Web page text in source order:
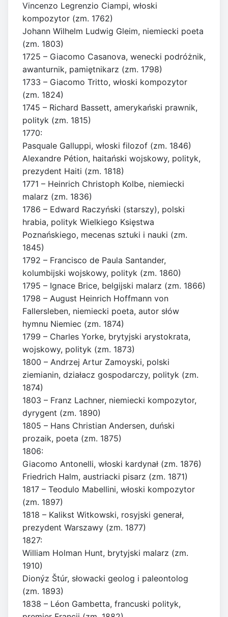
Vincenzo Legrenzio Ciampi, włoski
kompozytor (zm. 1762)
Johann Wilhelm Ludwig Gleim, niemiecki poeta
(zm. 1803)
1725 – Giacomo Casanova, wenecki podróżnik,
awanturnik, pamiętnikarz (zm. 1798)
1733 – Giacomo Tritto, włoski kompozytor
(zm. 1824)
1745 – Richard Bassett, amerykański prawnik,
polityk (zm. 1815)
1770:
Pasquale Galluppi, włoski filozof (zm. 1846)
Alexandre Pétion, haitański wojskowy, polityk,
prezydent Haiti (zm. 1818)
1771 – Heinrich Christoph Kolbe, niemiecki
malarz (zm. 1836)
1786 – Edward Raczyński (starszy), polski
hrabia, polityk Wielkiego Księstwa
Poznańskiego, mecenas sztuki i nauki (zm.
1845)
1792 – Francisco de Paula Santander,
kolumbijski wojskowy, polityk (zm. 1860)
1795 – Ignace Brice, belgijski malarz (zm. 1866)
1798 – August Heinrich Hoffmann von
Fallersleben, niemiecki poeta, autor słów
hymnu Niemiec (zm. 1874)
1799 – Charles Yorke, brytyjski arystokrata,
wojskowy, polityk (zm. 1873)
1800 – Andrzej Artur Zamoyski, polski
ziemianin, działacz gospodarczy, polityk (zm.
1874)
1803 – Franz Lachner, niemiecki kompozytor,
dyrygent (zm. 1890)
1805 – Hans Christian Andersen, duński
prozaik, poeta (zm. 1875)
1806:
Giacomo Antonelli, włoski kardynał (zm. 1876)
Friedrich Halm, austriacki pisarz (zm. 1871)
1817 – Teodulo Mabellini, włoski kompozytor
(zm. 1897)
1818 – Kalikst Witkowski, rosyjski generał,
prezydent Warszawy (zm. 1877)
1827:
William Holman Hunt, brytyjski malarz (zm.
1910)
Dionýz Štúr, słowacki geolog i paleontolog
(zm. 1893)
1838 – Léon Gambetta, francuski polityk,